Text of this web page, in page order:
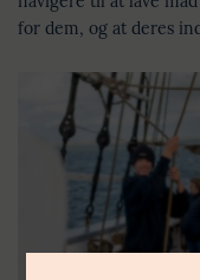
for dem, og at deres